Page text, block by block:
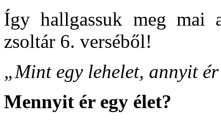
Így hallgassuk meg mai
zsoltár 6. verséből!
„Mint egy lehelet, annyit
Mennyit ér egy élet?